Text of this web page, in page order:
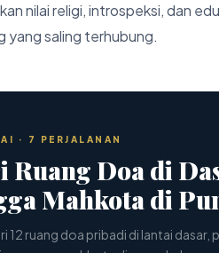
nilai religi, introspeksi, dan
yang saling terhubung.
· 7 PERJALANAN
Ruang Doa di
Mahkota di
12 ruang doa pribadi di lantai dasar,